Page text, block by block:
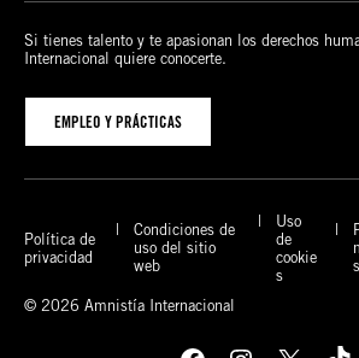
Si tienes talento y te apasionan los derechos
Internacional quiere conocerte.
EMPLEO Y PRÁCTICAS
Política de
privacidad
Condiciones de
uso del sitio
web
Uso
de
cookie
s
© 2026 Amnistía Internacional